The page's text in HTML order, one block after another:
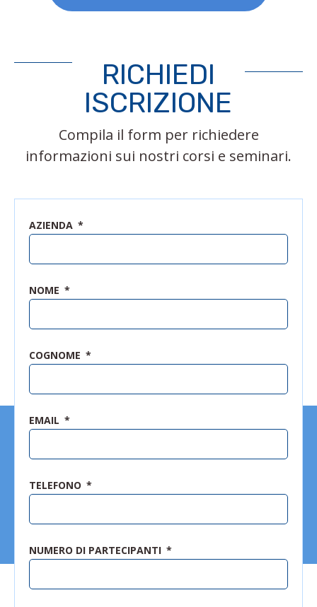
RICHIEDI
ISCRIZIONE
Compila il form per richiedere
informazioni sui nostri corsi e seminari.
AZIENDA
NOME
COGNOME
EMAIL
TELEFONO
NUMERO DI PARTECIPANTI